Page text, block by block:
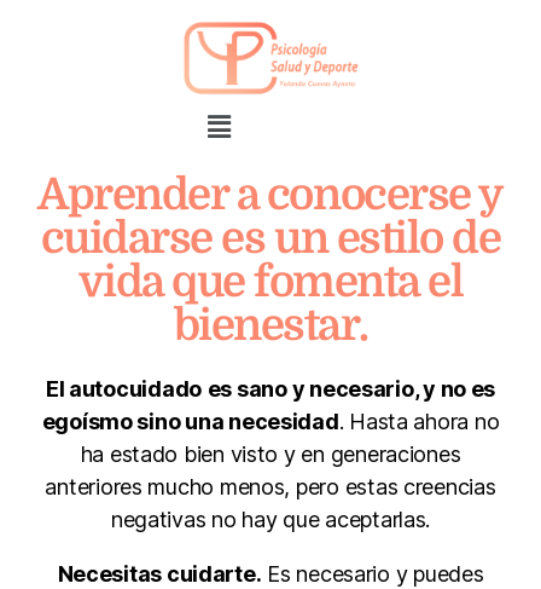
Aprender a conocerse y
cuidarse es un estilo de
vida que fomenta el
bienestar.
El autocuidado es sano y necesario, y no es
egoísmo sino una necesidad. Hasta ahora no
ha estado bien visto y en generaciones
anteriores mucho menos, pero estas creencias
negativas no hay que aceptarlas.
Necesitas cuidarte. Es necesario y puedes